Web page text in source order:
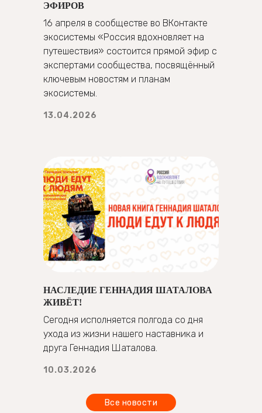
ЭФИРОВ
16 апреля в сообществе во ВКонтакте
экосистемы «Россия вдохновляет на
путешествия» состоится прямой эфир с
экспертами сообщества, посвящённый
ключевым новостям и планам
экосистемы.
13.04.2026
НАСЛЕДИЕ ГЕННАДИЯ ШАТАЛОВА
ЖИВЁТ!
Сегодня исполняется полгода со дня
ухода из жизни нашего наставника и
друга Геннадия Шаталова.
10.03.2026
Все новости